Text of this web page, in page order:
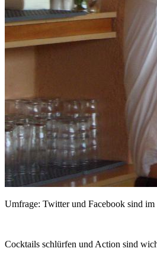
Umfrage: Twitter und Facebook sind
Cocktails schlürfen und Action sind